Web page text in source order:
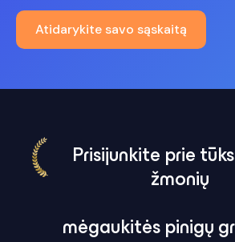
Atidarykite savo sąskaitą
Prisijunkite prie
žmonių
mėgaukitės pinigų